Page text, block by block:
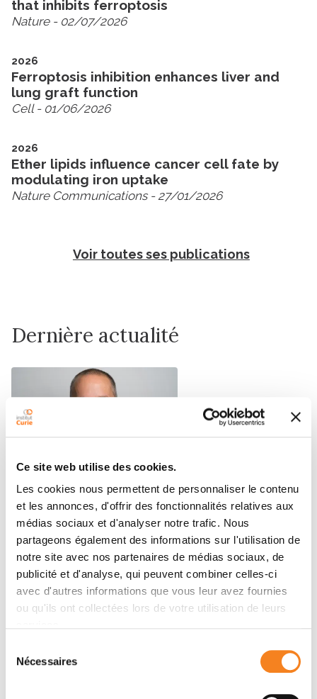
Ce site web utilise des cookies.
Les cookies nous permettent de personnaliser le contenu
et les annonces, d'offrir des fonctionnalités relatives aux
médias sociaux et d'analyser notre trafic. Nous
partageons également des informations sur l'utilisation de
notre site avec nos partenaires de médias sociaux, de
publicité et d'analyse, qui peuvent combiner celles-ci
avec d'autres informations que vous leur avez fournies
ou qu'ils ont collectées lors de votre utilisation de leurs
Nécessaires
that inhibits ferroptosis
Nature- 02/07/2026
2026
Ferroptosis inhibition enhances liver and
lung graft function
Cell- 01/06/2026
2026
Ether lipids influence cancer cell fate by
modulating iron uptake
Nature Communications- 27/01/2026
Voir toutes ses publications
Dernière actualité
Le Dr Raphaël Rodriguez lauréat du 54e
Prix Fondation ARC Léopold Griffuel
24/04/2026